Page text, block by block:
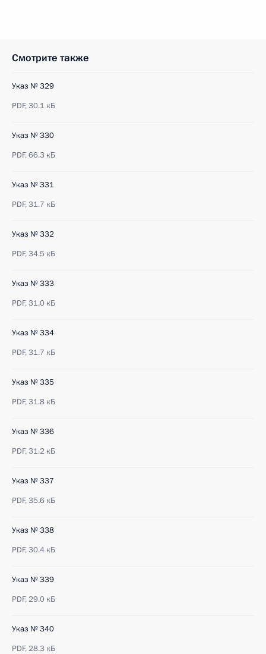
Смотрите также
Указ № 329
PDF,30.1 кБ
Указ № 330
PDF,66.3 кБ
Указ № 331
PDF,31.7 кБ
Указ № 332
PDF,34.5 кБ
Указ № 333
PDF,31.0 кБ
Указ № 334
PDF,31.7 кБ
Указ № 335
PDF,31.8 кБ
Указ № 336
PDF,31.2 кБ
Указ № 337
PDF,35.6 кБ
Указ № 338
PDF,30.4 кБ
Указ № 339
PDF,29.0 кБ
Указ № 340
PDF,28.3 кБ